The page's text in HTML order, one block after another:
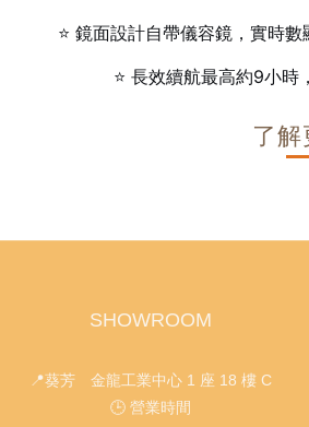
⭐ 鏡面設計自帶儀容鏡，實時
⭐ 長效續航最高約9小時
了解
SHOWROOM
📍葵芳 金龍工業中心 1 座 18 樓 C
🕒 營業時間